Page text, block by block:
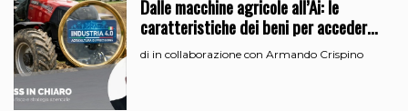
Dalle macchine agricole all’Ai: le
caratteristiche dei beni per accedere
all’iperammortamento
di in collaborazione con Armando Crispino